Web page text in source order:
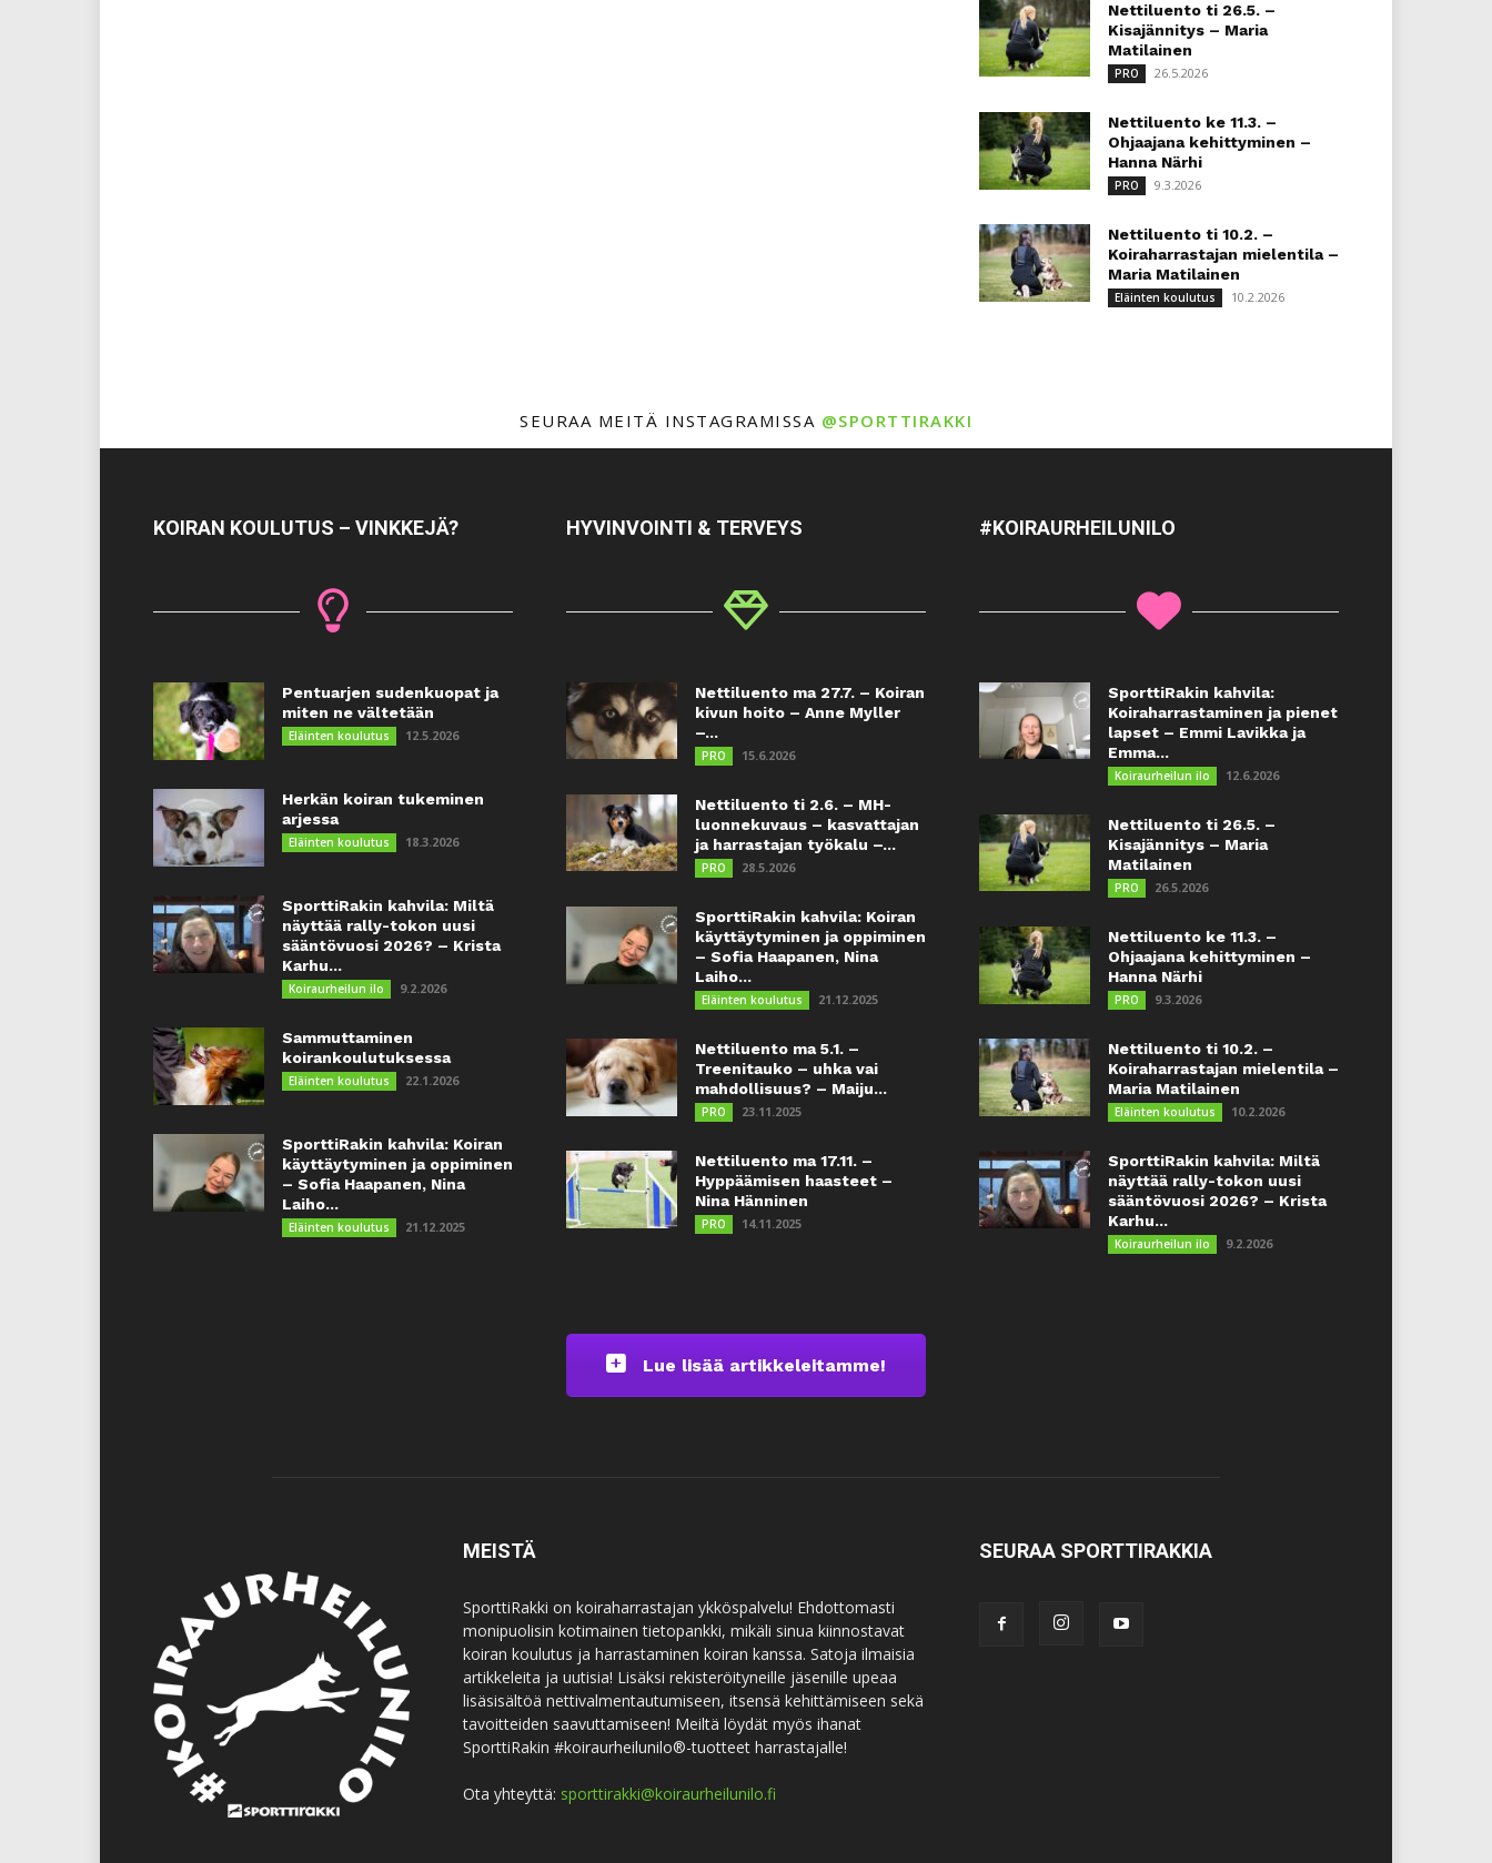
Nettiluento ti 26.5. –
Kisajännitys – Maria
Matilainen
PRO 26.5.2026
Nettiluento ke 11.3. –
Ohjaajana kehittyminen –
Hanna Närhi
PRO 9.3.2026
Nettiluento ti 10.2. –
Koiraharrastajan mielentila –
Maria Matilainen
Eläinten koulutus 10.2.2026
SEURAA MEITÄ INSTAGRAMISSA @SPORTTIRAKKI
KOIRAN KOULUTUS – VINKKEJÄ?
Pentuarjen sudenkuopat ja
miten ne vältetään
Eläinten koulutus 12.5.2026
Herkän koiran tukeminen
arjessa
Eläinten koulutus 18.3.2026
SporttiRakin kahvila: Miltä
näyttää rally-tokon uusi
sääntövuosi 2026? – Krista
Karhu...
Koiraurheilun ilo 9.2.2026
Sammuttaminen
koirankoulutuksessa
Eläinten koulutus 22.1.2026
SporttiRakin kahvila: Koiran
käyttäytyminen ja oppiminen
– Sofia Haapanen, Nina
Laiho...
Eläinten koulutus 21.12.2025
HYVINVOINTI & TERVEYS
Nettiluento ma 27.7. – Koiran
kivun hoito – Anne Myller
–...
PRO 15.6.2026
Nettiluento ti 2.6. – MH-
luonnekuvaus – kasvattajan
ja harrastajan työkalu –...
PRO 28.5.2026
SporttiRakin kahvila: Koiran
käyttäytyminen ja oppiminen
– Sofia Haapanen, Nina
Laiho...
Eläinten koulutus 21.12.2025
Nettiluento ma 5.1. –
Treenitauko – uhka vai
mahdollisuus? – Maiju...
PRO 23.11.2025
Nettiluento ma 17.11. –
Hyppäämisen haasteet –
Nina Hänninen
PRO 14.11.2025
Lue lisää artikkeleitamme!
#KOIRAURHEILUNILO
SporttiRakin kahvila:
Koiraharrastaminen ja pienet
lapset – Emmi Lavikka ja
Emma...
Koiraurheilun ilo 12.6.2026
Nettiluento ti 26.5. –
Kisajännitys – Maria
Matilainen
PRO 26.5.2026
Nettiluento ke 11.3. –
Ohjaajana kehittyminen –
Hanna Närhi
PRO 9.3.2026
Nettiluento ti 10.2. –
Koiraharrastajan mielentila –
Maria Matilainen
Eläinten koulutus 10.2.2026
SporttiRakin kahvila: Miltä
näyttää rally-tokon uusi
sääntövuosi 2026? – Krista
Karhu...
Koiraurheilun ilo 9.2.2026
MEISTÄ
SporttiRakki on koiraharrastajan ykköspalvelu! Ehdottomasti
monipuolisin kotimainen tietopankki, mikäli sinua kiinnostavat
koiran koulutus ja harrastaminen koiran kanssa. Satoja ilmaisia
artikkeleita ja uutisia! Lisäksi rekisteröityneille jäsenille upeaa
lisäsisältöä nettivalmentautumiseen, itsensä kehittämiseen sekä
tavoitteiden saavuttamiseen! Meiltä löydät myös ihanat
SporttiRakin #koiraurheilunilo®-tuotteet harrastajalle!
Ota yhteyttä: sporttirakki@koiraurheilunilo.fi
SEURAA SPORTTIRAKKIA